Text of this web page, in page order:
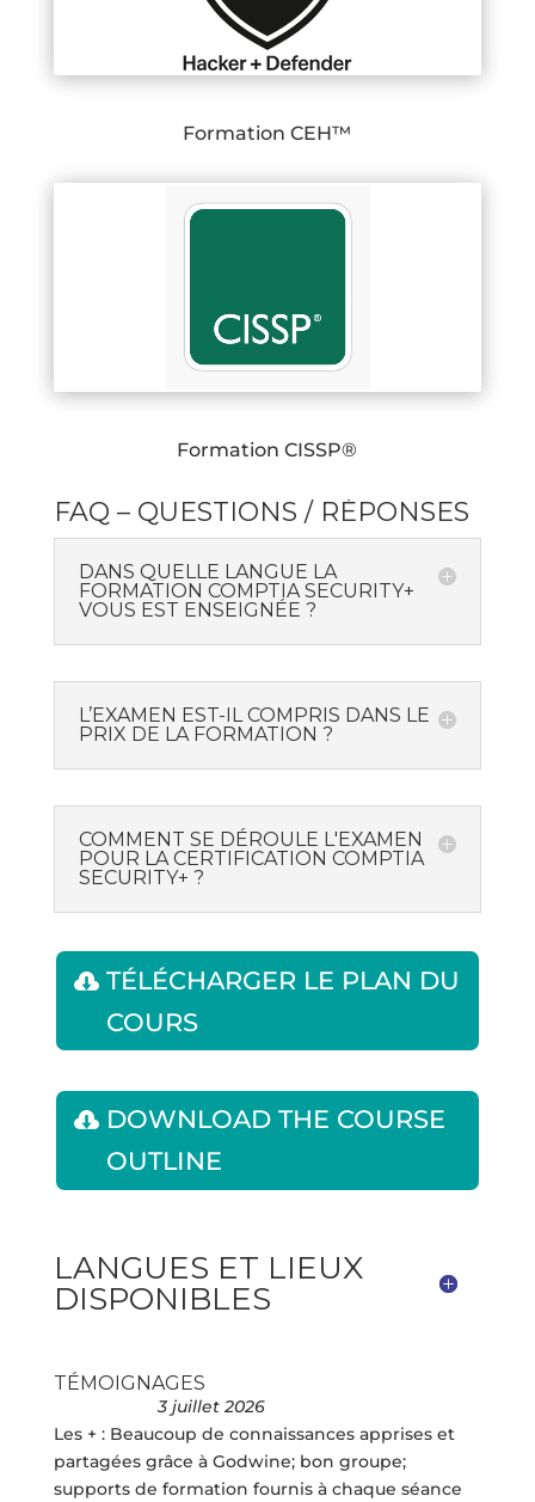
Formation CEH™
Formation CISSP®
FAQ – QUESTIONS / RÉPONSES
DANS QUELLE LANGUE LA
FORMATION COMPTIA SECURITY+
VOUS EST ENSEIGNÉE ?
L’EXAMEN EST-IL COMPRIS DANS LE
PRIX DE LA FORMATION ?
COMMENT SE DÉROULE L'EXAMEN
POUR LA CERTIFICATION COMPTIA
SECURITY+ ?
TÉLÉCHARGER LE PLAN DU
COURS
DOWNLOAD THE COURSE
OUTLINE
LANGUES ET LIEUX
DISPONIBLES
TÉMOIGNAGES
3 juillet 2026
Les + : Beaucoup de connaissances apprises et
partagées grâce à Godwine; bon groupe;
supports de formation fournis à chaque séance